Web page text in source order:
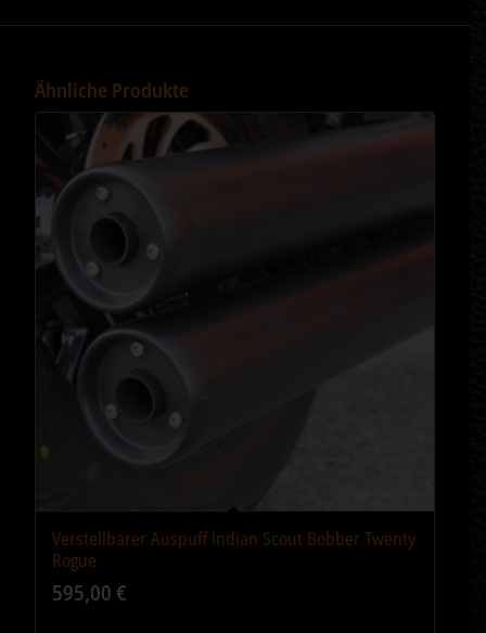
Ähnliche Produkte
5.00
Verstellbarer Auspuff Indian Scout Bobber Twenty
Rogue
595,00€